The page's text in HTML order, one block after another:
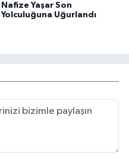
Nafize Yaşar Son
Yolculuğuna Uğurlandı